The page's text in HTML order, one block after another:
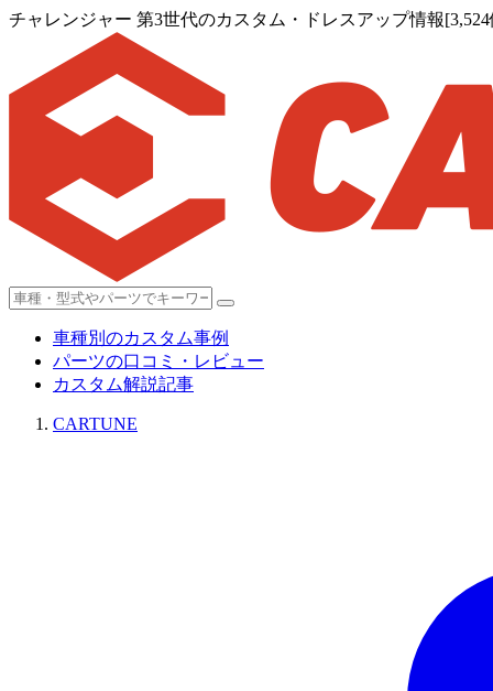
チャレンジャー 第3世代のカスタム・ドレスアップ情報
車種別のカスタム事例
パーツの口コミ・レビュー
カスタム解説記事
CARTUNE